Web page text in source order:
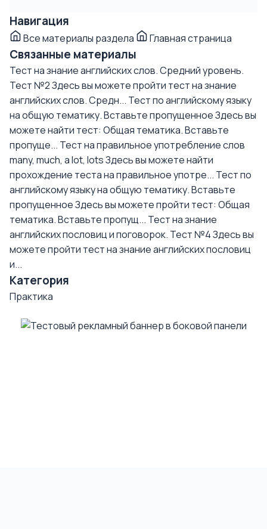
Навигация
Все материалы раздела Главная страница
Связанные материалы
Тест на знание английских слов. Средний уровень.
Тест №2Здесь вы можете пройти тест на знание
английских слов. Средн... Тест по английскому языку
на общую тематику. Вставьте пропущенноеЗдесь вы
можете найти тест: Общая тематика. Вставьте
пропуще... Тест на правильное употребление слов
many, much, a lot, lotsЗдесь вы можете найти
прохождение теста на правильное употре... Тест по
английскому языку на общую тематику. Вставьте
пропущенноеЗдесь вы можете пройти тест: Общая
тематика. Вставьте пропущ... Тест на знание
английских пословиц и поговорок. Тест №4Здесь вы
можете пройти тест на знание английских пословиц
и...
Категория
Практика